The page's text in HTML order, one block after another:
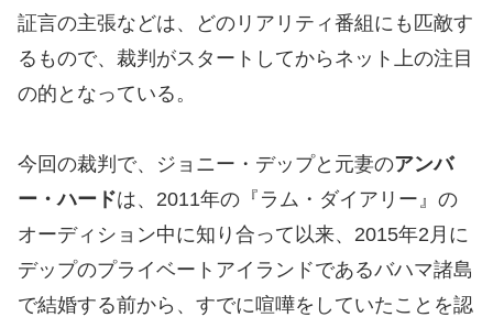
証言の主張などは、どのリアリティ番組にも匹敵す
るもので、裁判がスタートしてからネット上の注目
の的となっている。
今回の裁判で、ジョニー・デップと元妻のアンバ
ー・ハードは、2011年の『ラム・ダイアリー』の
オーディション中に知り合って以来、2015年2月に
デップのプライベートアイランドであるバハマ諸島
で結婚する前から、すでに喧嘩をしていたことを認